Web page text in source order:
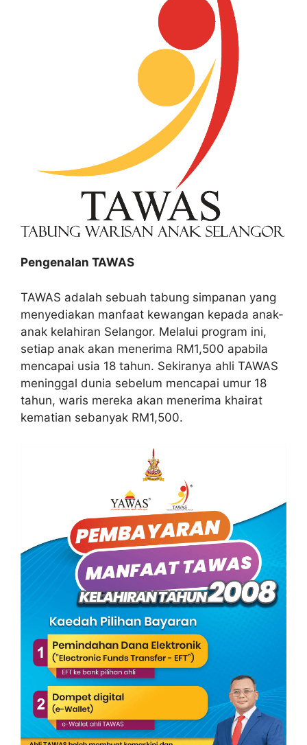
Pengenalan TAWAS
TAWAS adalah sebuah tabung simpanan yang
menyediakan manfaat kewangan kepada anak-
anak kelahiran Selangor. Melalui program ini,
setiap anak akan menerima RM1,500 apabila
mencapai usia 18 tahun. Sekiranya ahli TAWAS
meninggal dunia sebelum mencapai umur 18
tahun, waris mereka akan menerima khairat
kematian sebanyak RM1,500.